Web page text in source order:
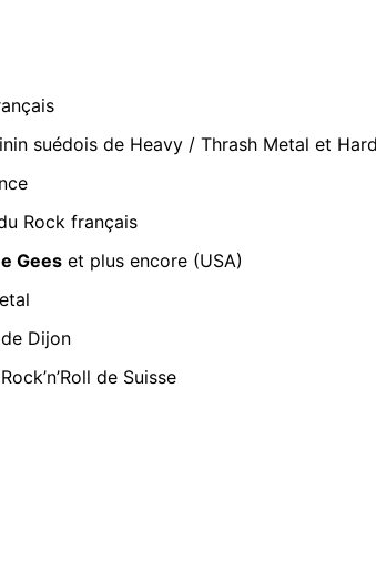
suédois de Heavy / Thrash Metal et
Rock français
Gees et plus encore (USA)
Dijon
de Suisse